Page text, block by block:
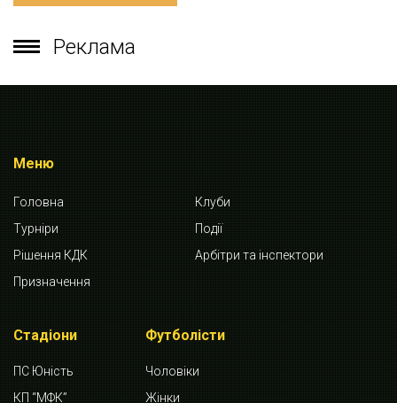
Реклама
Меню
Головна
Клуби
Турніри
Події
Рішення КДК
Арбітри та інспектори
Призначення
Стадіони
ПС Юність
КП “МФК”
Футболісти
Чоловіки
Жінки